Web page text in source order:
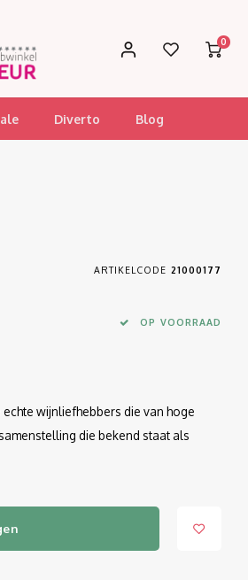
0
Diverto Blog
ARTIKELCODE 21000177
OP VOORRAAD
wijnliefhebbers die van hoge
die bekend staat als